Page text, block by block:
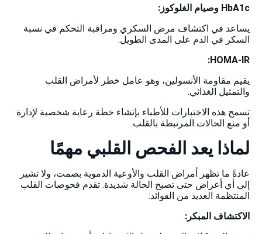
HbA1c و
صيام الغلوكوز :
يساعد في اكتشاف مرض السكري ومراقبة التحكم في نسبة
السكر في الدم على المدى الطويل.
HOMA-IR:
يقيم مقاومة الأنسولين، وهو عامل خطر لأمراض القلب
والتمثيل الغذائي.
تسمح هذه الاختبارات للأطباء بإنشاء خطة رعاية شخصية لإدارة
أو منع الحالات المرتبطة بالقلب.
لماذا يعد الفحص القلبي مهمًا
عادةً ما تظهر أمراض القلب والأوعية الدموية بصمت، ولا تشير
إلى أي أعراض حتى تصبح الحالة شديدة. تقدم فحوصات القلب
المنتظمة العديد من الفوائد:
الاكتشاف المبكر: